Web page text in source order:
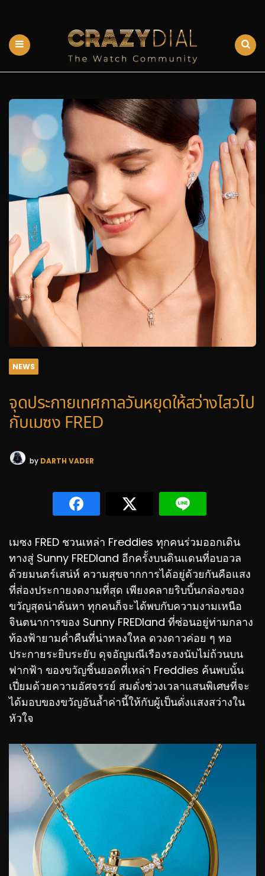
NEWS
จุดประกายเทศกาลวันหยุดให้สว่างไสวไป
กับเมซง FRED
by DARTH VADER
เมซง FRED ชวนเหล่า Freddies ทุกคนร่วมออกเดิน
ทางสู่ Sunny FREDland อีกครั้งบนดินแดนที่อบอวล
ด้วยมนตร์เสน่ห์ ความสุขจากการได้อยู่ด้วยกันคือแสง
ที่ส่องประกายงดงามที่สุด เพียงคลายริบบิ้นกล่องของ
ขวัญสุดน่าค้นหา ทุกคนก็จะได้พบกับความงามเหนือ
จินตนาการของ Sunny FREDland ที่ซ่อนอยู่ท่ามกลาง
ท้องฟ้ายามค่ำคืนที่น่าหลงใหล ดวงดาวค่อย ๆ ทอ
ประกายระยิบระยับ ดุจอัญมณีเรืองรองนับไม่ถ้วนบน
ฟากฟ้า ของขวัญชิ้นยอดที่เหล่า Freddies ค้นพบนั้น
เปี่ยมด้วยความอัศจรรย์ สมดั่งช่วงเวลาแสนพิเศษที่จะ
ได้มอบของขวัญอันล้ำค่านี้ให้กับผู้เป็นดั่งแสงสว่างใน
หัวใจ